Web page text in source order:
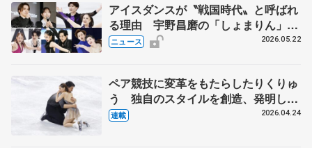
アイスダンスが〝戦国時代〟と呼ばれ
る理由 宇野昌磨の「しょまりん」ら
実力者が相次いで参戦 国内の競争激
ニュース 2026.05.22
ペア競技に変革をもたらしたりくりゅ
う 独自のスタイルを創造、発明した
【引退発表後②】
連載 2026.04.24